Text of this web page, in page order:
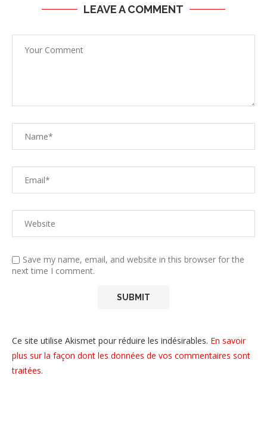
LEAVE A COMMENT
Save my name, email, and website in this browser for the
next time I comment.
Ce site utilise Akismet pour réduire les indésirables. En savoir
plus sur la façon dont les données de vos commentaires sont
traitées.